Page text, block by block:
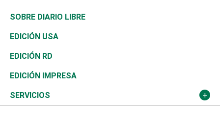
José Boquete
Reportajes
Asia
África
Ocenanía
Caribe
Resto del mundo
Consumo
Vivienda
Telecom.
Global y variable
Economía personal
Belleza
Buena Vida
Sociales
Novedades
Podcast Arte Libre
Golf
Ciclismo
Tenis
Olimpismo
Más deportes
De buena tinta
En Directo
El Espía
Noticiero Poteleche
Columnistas
Clima
Tecnología
Historia
Martes de tecnología
Cambio climático
Mundo
Economía
Revista
Deportes
Opinión
SOBRE DIARIO LIBRE
EDICIÓN USA
EDICIÓN RD
EDICIÓN IMPRESA
SERVICIOS